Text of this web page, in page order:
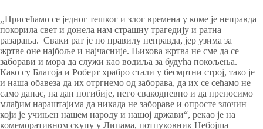
,,Присећамо се једног тешког и злог времена у коме је неправда
покорила свет и донела нам страшну трагедију и ратна
разарања. Сваки рат је по правилу неправда, јер узима за
жртве оне најбоље и најчасније. Њихова жртва не сме да се
заборави и мора да служи као водиља за будућа покољења.
Како су Благоја и Роберт храбро стали у бесмртни строј, тако је
и наша обавеза да их отргнемо од заборава, да их се сећамо не
само данас, на дан погибије, него свакодневно и да преносимо
млађим нараштајима да никада не забораве и опросте злочин
који је учињен нашем народу и нашој држави“, рекао је на
комеморативном скупу у Липама, потпуковник Небојша